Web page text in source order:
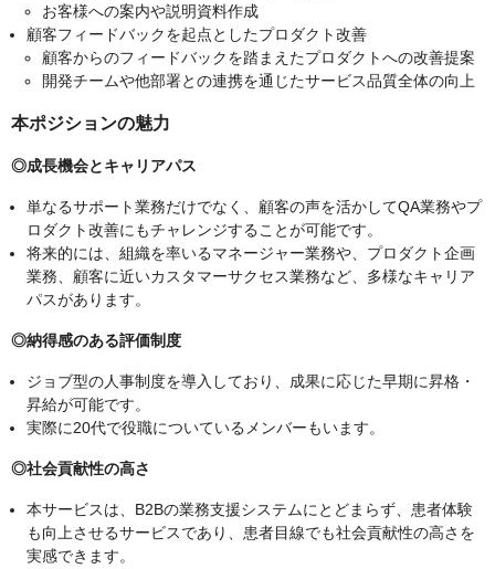
お客様への案内や説明資料作成
顧客フィードバックを起点としたプロダクト改善
顧客からのフィードバックを踏まえたプロダクトへの改善提案
開発チームや他部署との連携を通じたサービス品質全体の向上
本ポジションの魅力
◎成長機会とキャリアパス
単なるサポート業務だけでなく、顧客の声を活かしてQA業務やプ
ロダクト改善にもチャレンジすることが可能です。
将来的には、組織を率いるマネージャー業務や、プロダクト企画
業務、顧客に近いカスタマーサクセス業務など、多様なキャリア
パスがあります。
◎納得感のある評価制度
ジョブ型の人事制度を導入しており、成果に応じた早期に昇格・
昇給が可能です。
実際に20代で役職についているメンバーもいます。
◎社会貢献性の高さ
本サービスは、B2Bの業務支援システムにとどまらず、患者体験
も向上させるサービスであり、患者目線でも社会貢献性の高さを
実感できます。